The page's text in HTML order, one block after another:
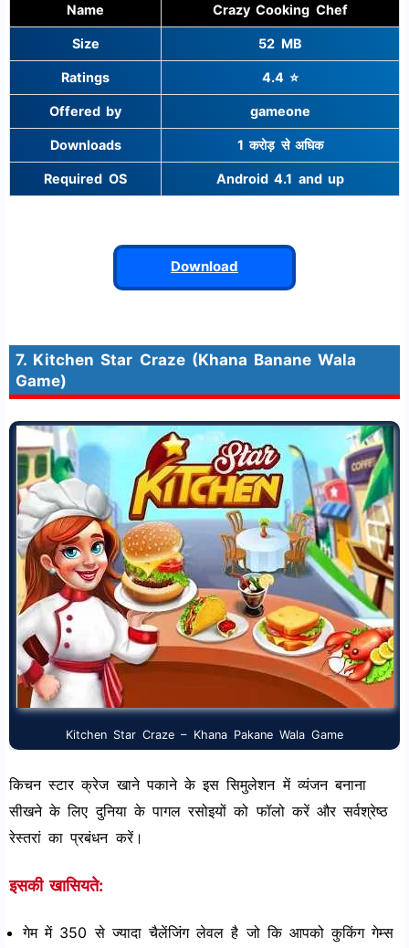
Name Crazy Cooking Chef
Size 52 MB
Ratings 4.4 ⭐
Offered by gameone
Downloads 1 करोड़ से अधिक
Required OS Android 4.1 and up
Download
7. Kitchen Star Craze (Khana Banane Wala
Game)
Kitchen Star Craze – Khana Pakane Wala Game
किचन स्टार क्रेज खाने पकाने के इस सिमुलेशन में व्यंजन बनाना
सीखने के लिए दुनिया के पागल रसोइयों को फॉलो करें और सर्वश्रेष्ठ
रेस्तरां का प्रबंधन करें।
इसकी खासियते:
गेम में 350 से ज्यादा चैलेंजिंग लेवल है जो कि आपको कुकिंग गेम्स